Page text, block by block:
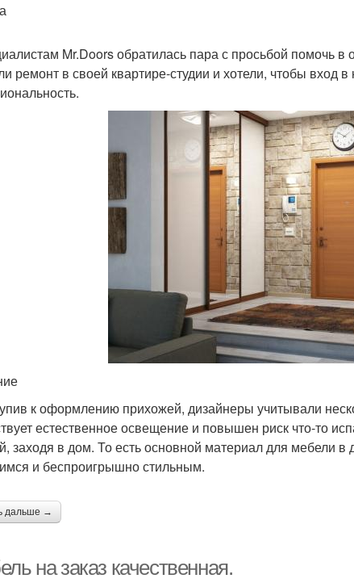
Mr.Doors обратилась пара с просьбой
ремонт в своей квартире-студии и хотели, чтобы вход
к оформлению прихожей, дизайнеры учитывали
естественное освещение и повышен риск что-то
заходя в дом. То есть основной материал для мебели
и беспроигрышно стильным.
дальше →
на заказ качественная.